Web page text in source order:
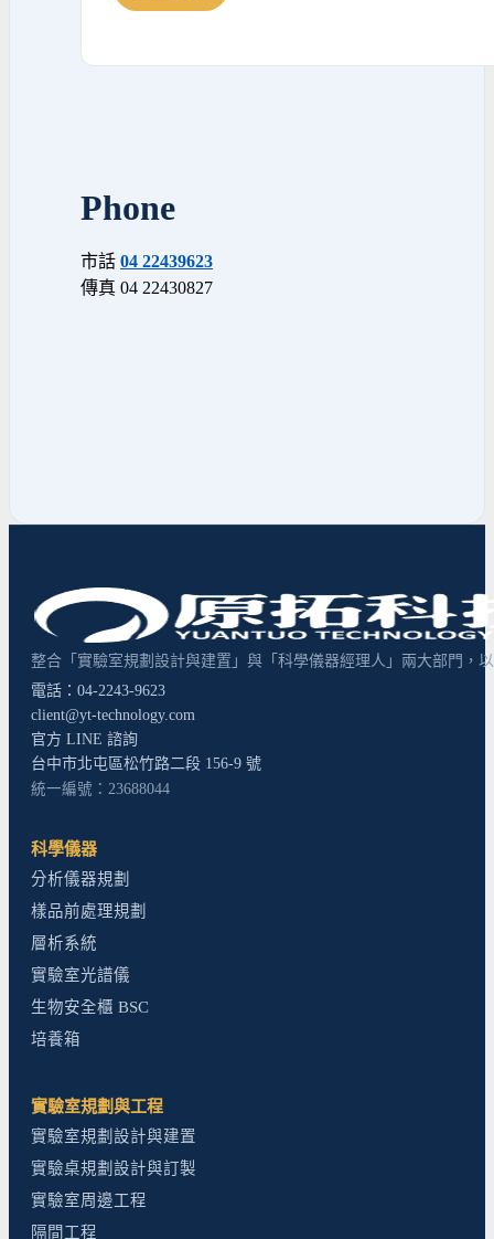
Phone
市話 04 22439623
傳真 04 22430827
整合「實驗室規劃設計與建置」與「科學儀器經理人」兩大部門，
電話：04-2243-9623
client@yt-technology.com
官方 LINE 諮詢
台中市北屯區松竹路二段 156-9 號
統一編號：23688044
科學儀器
分析儀器規劃
樣品前處理規劃
層析系統
實驗室光譜儀
生物安全櫃 BSC
培養箱
實驗室規劃與工程
實驗室規劃設計與建置
實驗桌規劃設計與訂製
實驗室周邊工程
隔間工程